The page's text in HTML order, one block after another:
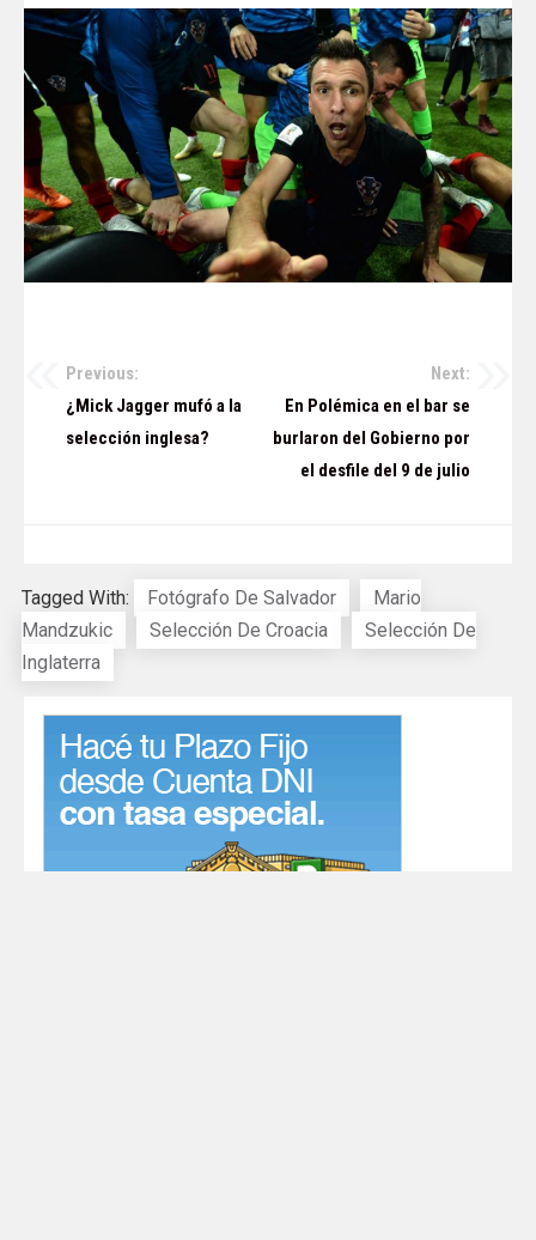
Navegación
Previous:
¿Mick Jagger mufó a la
selección inglesa?
Next:
En Polémica en el bar se
burlaron del Gobierno por
el desfile del 9 de julio
Tagged With: Fotógrafo De Salvador
Mario
Mandzukic
Selección De Croacia
Selección De
Inglaterra